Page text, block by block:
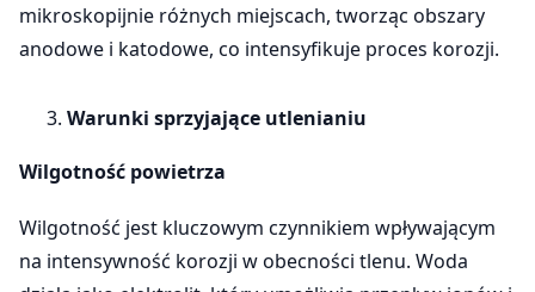
mikroskopijnie różnych miejscach, tworząc obszary
anodowe i katodowe, co intensyfikuje proces korozji.
Warunki sprzyjające utlenianiu
Wilgotność powietrza
Wilgotność jest kluczowym czynnikiem wpływającym
na intensywność korozji w obecności tlenu. Woda